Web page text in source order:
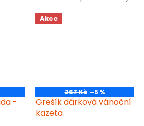
plné chutí.
-
Akce
267 Kč –5 %
Grešík dárková vánoční
kazeta